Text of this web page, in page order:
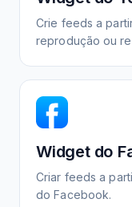
Crie feeds a
reprodução ou
Widget do
Criar feeds a
do Facebook.